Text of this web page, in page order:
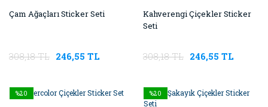
Çam Ağaçları Sticker Seti
308,18 TL 246,55 TL
Kahverengi Çiçekler Sticker
Seti
308,18 TL 246,55 TL
%20 %20